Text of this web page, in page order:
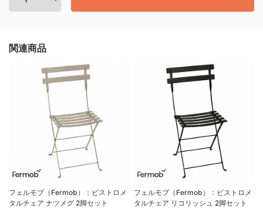
関連商品
フェルモブ（Fermob）：ビストロメ
タルチェア ナツメグ 2脚セット
フェルモブ（Fermob）：ビストロメ
タルチェア リコリッシュ 2脚セット